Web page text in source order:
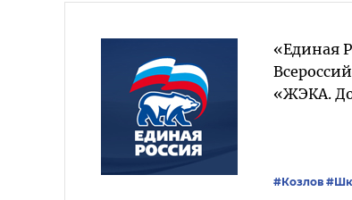
«Единая
«ЖЭКА.
#Козлов